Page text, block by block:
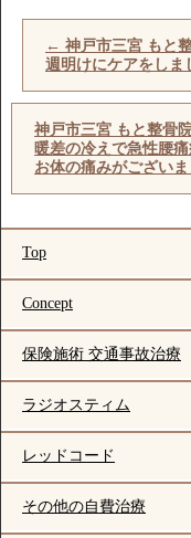
← 神戸市三宮 もと
週明けにケアをしま
神戸市三宮 もと整骨
暖差の冷えで急性腰
お体の痛みがござい
Top
Concept
保険施術 交通事故治療
ラジオスティム
レッドコード
その他の自費治療